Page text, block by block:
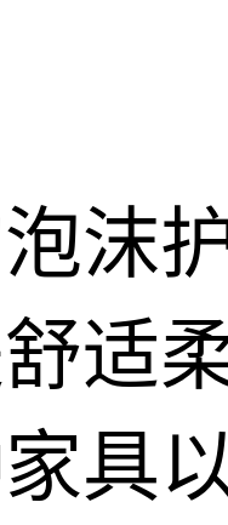
沫
适
具